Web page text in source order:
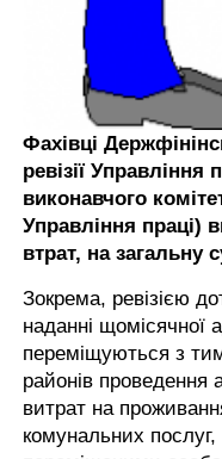
Фахівці
ревізії Управління
виконавчого
Управління праці)
втрат, на загальну
Зокрема, ревізією
наданні щомісячної
переміщуються з
районів проведення
витрат на
комунальних